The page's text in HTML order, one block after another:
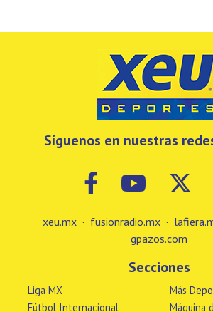
Síguenos en nuestras
xeu.mx · fusionradio.mx ·
gpazos.com
Secciones
Liga MX
Fútbol Internacional
Más
Máquina